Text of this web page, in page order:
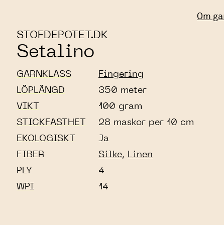
Om
STOFDEPOTET.DK
Setalino
GARNKLASS
Fingering
LÖPLÄNGD
350 meter
VIKT
100 gram
STICKFASTHET
28 maskor per 10 cm
EKOLOGISKT
Ja
FIBER
Silke, Linen
PLY
4
WPI
14